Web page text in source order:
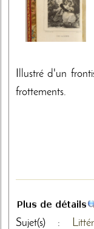
Illustré d'un
frottements.
Sujet(s) :